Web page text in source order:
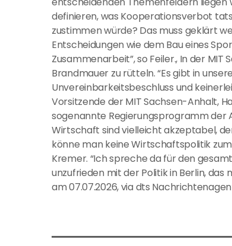
definieren, was Kooperationsverbot
zustimmen würde? Das muss geklärt
Entscheidungen wie dem Bau eines
Zusammenarbeit”, so Feiler., In der
Brandmauer zu rütteln. “Es gibt in
Unvereinbarkeitsbeschluss und
Vorsitzende der MIT Sachsen-Anhalt,
sogenannte Regierungsprogramm der
Wirtschaft sind vielleicht akzeptabel,
könne man keine Wirtschaftspolitik
Kremer. “Ich spreche da für den
unzufrieden mit der Politik in Berlin, das
am 07.07.2026, via dts